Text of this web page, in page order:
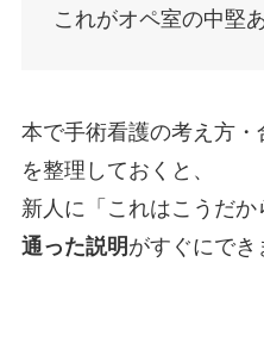
これがオペ室の中堅
本で手術看護の考え方
を整理しておくと、
新人に「これはこうだか
通った説明 がすぐにでき